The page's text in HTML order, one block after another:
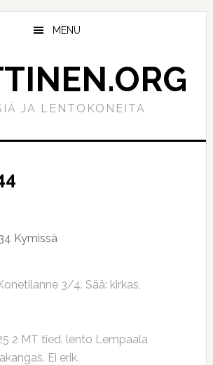
MENU
JA LENTOKONEITA
Kymissä
3/4. Sää: kirkas,
2 MT tied. lento Lempaala
Ei erik.